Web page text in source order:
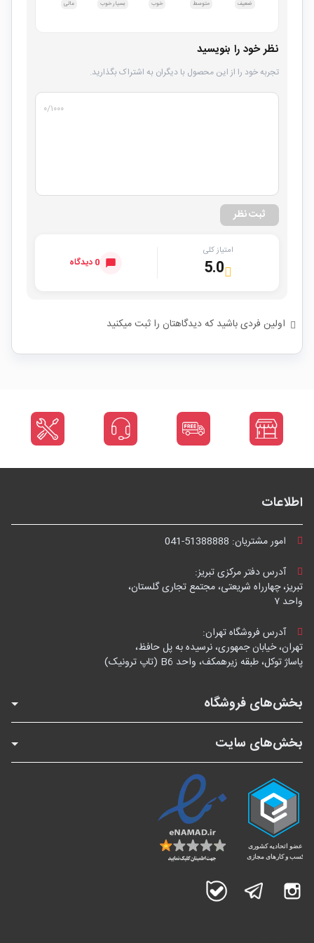
ضعیف متوسط خوب بسیار خوب عالی
نظر خود را بنویسید
تجربه خود را از این محصول با دیگران به اشتراک بگذارید.
۰/۱۰۰۰
ثبت نظر
امتیاز کلی
5.0 0 دیدگاه
اولین فردی باشید که دیدگاهتان را ثبت میکنید
اطلاعات
امور مشتریان: 041-51388888
آدرس دفتر مرکزی تبریز:
تبریز، چهارراه شریعتی، مجتمع تجاری گلستان،
واحد ۷
آدرس فروشگاه تهران:
تهران، خیابان جمهوری، نرسیده به پل حافظ،
پاساژ توکل، طبقه زیرهمکف، واحد B6 (تاپ ترونیک)
بخش‌های فروشگاه
بخش‌های سایت
اینستاگرام تلگرام